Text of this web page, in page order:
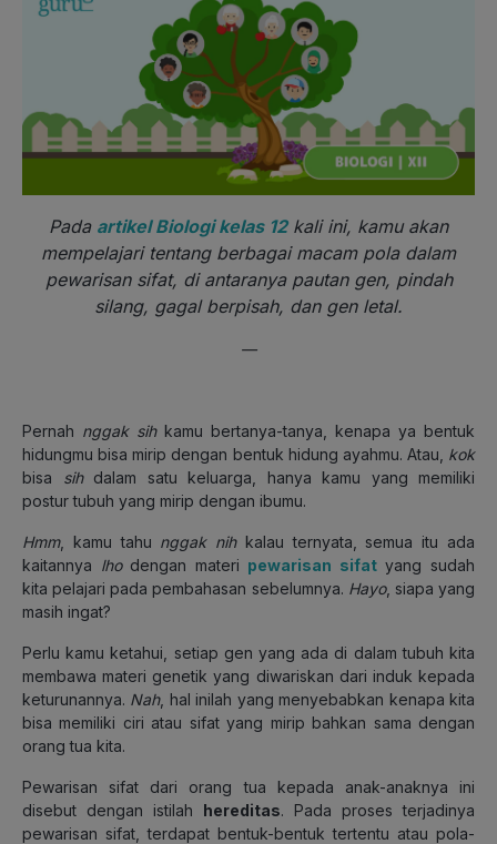
Pada artikel Biologi kelas 12kali ini, kamu akan
mempelajari tentang berbagai macam pola dalam
pewarisan sifat, di antaranya pautan gen, pindah
silang, gagal berpisah, dan gen letal.
—
Pernah nggak sihkamu bertanya-tanya, kenapa ya bentuk
hidungmu bisa mirip dengan bentuk hidung ayahmu. Atau, kok
bisa sihdalam satu keluarga, hanya kamu yang memiliki
postur tubuh yang mirip dengan ibumu.
Hmm, kamu tahu nggak nihkalau ternyata, semua itu ada
kaitannya lhodengan materi pewarisan sifatyang sudah
kita pelajari pada pembahasan sebelumnya. Hayo, siapa yang
masih ingat?
Perlu kamu ketahui, setiap gen yang ada di dalam tubuh kita
membawa materi genetik yang diwariskan dari induk kepada
keturunannya. Nah, hal inilah yang menyebabkan kenapa kita
bisa memiliki ciri atau sifat yang mirip bahkan sama dengan
orang tua kita.
Pewarisan sifat dari orang tua kepada anak-anaknya ini
disebut dengan istilah hereditas. Pada proses terjadinya
pewarisan sifat, terdapat bentuk-bentuk tertentu atau pola-